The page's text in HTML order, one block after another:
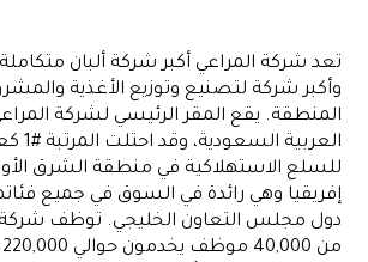
تعد شركة المراعي أكبر شركة ألبان
وأكبر شركة لتصنيع وتوزيع الأغذية
المنطقة. يقع المقر الرئيسي لشركة
للسلع الاستهلاكية في منطقة الشرق
إفريقيا وهي رائدة في السوق في جميع
دول مجلس التعاون الخليجي. توظف شركة